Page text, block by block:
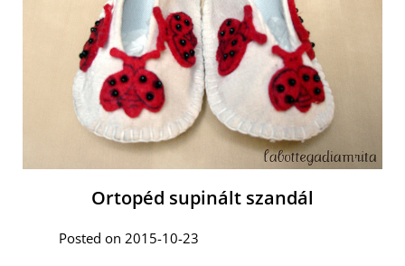
Ortopéd supinált szandál
Posted on 2015-10-23